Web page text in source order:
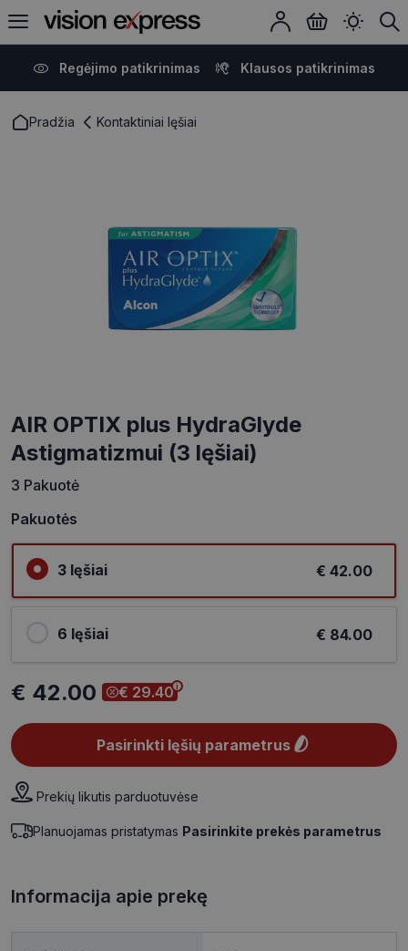
Regėjimo patikrinimas Klausos patikrinimas
Pradžia Kontaktiniai lęšiai
AIR OPTIX plus HydraGlyde
Astigmatizmui (3 lęšiai)
3 Pakuotė
Pakuotės
3 lęšiai € 42.00
6 lęšiai € 84.00
€ 42.00 € 29.40
Pasirinkti lęšių parametrus
Prekių likutis parduotuvėse
Planuojamas pristatymas Pasirinkite prekės parametrus
Informacija apie prekę